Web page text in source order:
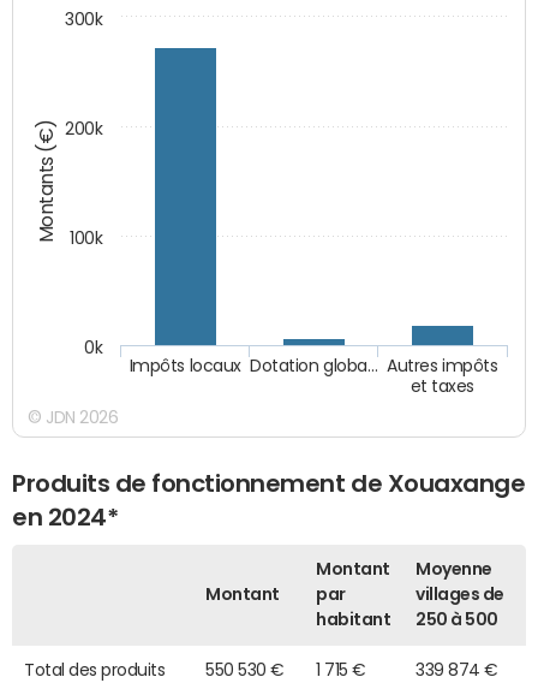
Montants (€)
Autres impôts
et taxes
Dotation globa…
Impôts locaux
0k
100k
200k
300k
© JDN 2026
Produits de fonctionnement de Xouaxange
en 2024*
Montant
Montant
par
habitant
Moyenne
villages de
250 à 500
Total des produits
550 530 € 1 715 € 339 874 €